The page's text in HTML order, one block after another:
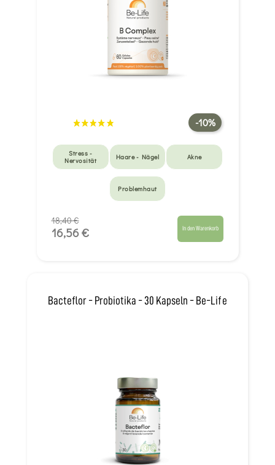
-10%
Stress -
Nervosität
Haare - Nägel Akne
Problemhaut
18,40 €
16,56 € In den Warenkorb
Bacteflor - Probiotika - 30 Kapseln - Be-Life